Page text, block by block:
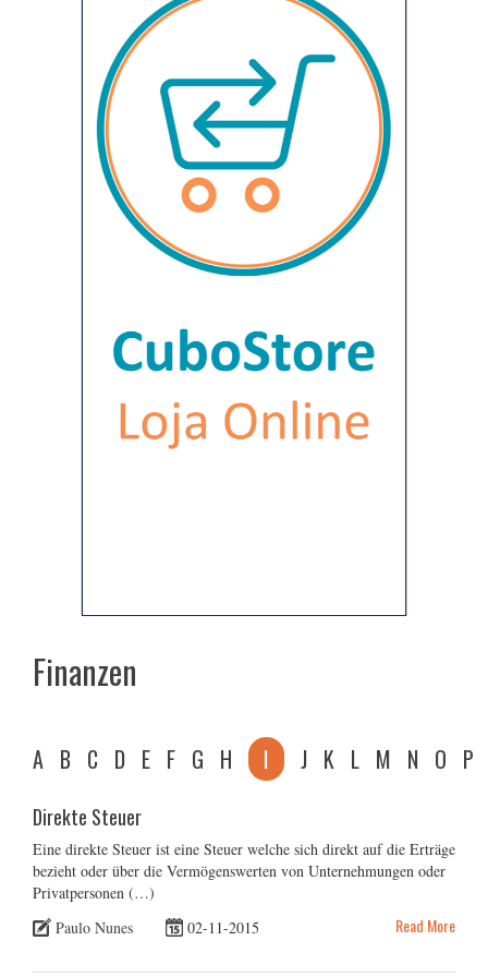
Finanzen
A B C D E F G H I J K L M N O P
Direkte Steuer
Eine direkte Steuer ist eine Steuer welche sich direkt auf die Erträge
bezieht oder über die Vermögenswerten von Unternehmungen oder
Privatpersonen (…)
Paulo Nunes
02-11-2015 Read More